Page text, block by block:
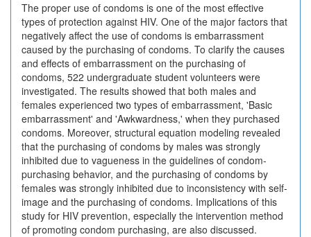
The proper use of condoms is one of the most effective
types of protection against HIV. One of the major factors that
negatively affect the use of condoms is embarrassment
caused by the purchasing of condoms. To clarify the causes
and effects of embarrassment on the purchasing of
condoms, 522 undergraduate student volunteers were
investigated. The results showed that both males and
females experienced two types of embarrassment, 'Basic
embarrassment' and 'Awkwardness,' when they purchased
condoms. Moreover, structural equation modeling revealed
that the purchasing of condoms by males was strongly
inhibited due to vagueness in the guidelines of condom-
purchasing behavior, and the purchasing of condoms by
females was strongly inhibited due to inconsistency with self-
image and the purchasing of condoms. Implications of this
study for HIV prevention, especially the intervention method
of promoting condom purchasing, are also discussed.